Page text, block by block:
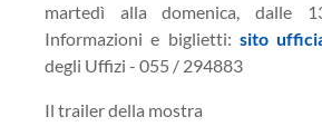
martedì alla domenica, dalle
Informazioni e biglietti: sito
degli Uffizi - 055 / 294883
Il trailer della mostra